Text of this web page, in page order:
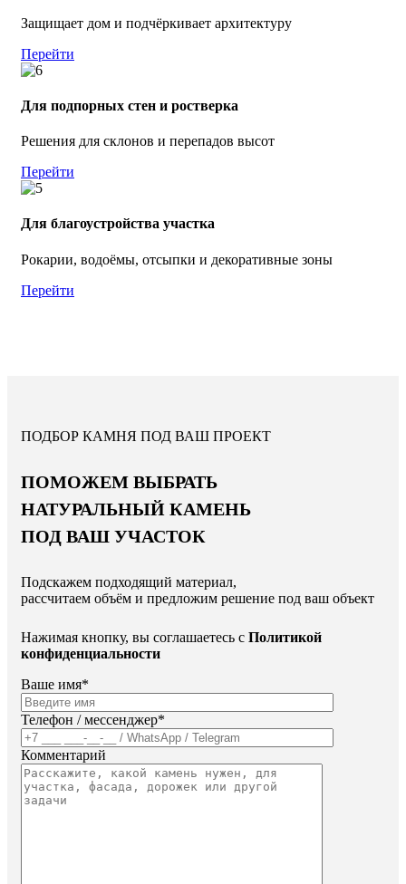
Защищает дом и подчёркивает архитектуру
Перейти
Для подпорных стен и ростверка
Решения для склонов и перепадов высот
Перейти
Для благоустройства участка
Рокарии, водоёмы, отсыпки и декоративные зоны
Перейти
ПОДБОР КАМНЯ ПОД ВАШ ПРОЕКТ
ПОМОЖЕМ ВЫБРАТЬ
НАТУРАЛЬНЫЙ КАМЕНЬ
ПОД ВАШ УЧАСТОК
Подскажем подходящий материал,
рассчитаем объём и предложим решение под ваш объект
Нажимая кнопку, вы соглашаетесь с Политикой
конфиденциальности
Ваше имя*
Телефон / мессенджер*
Комментарий